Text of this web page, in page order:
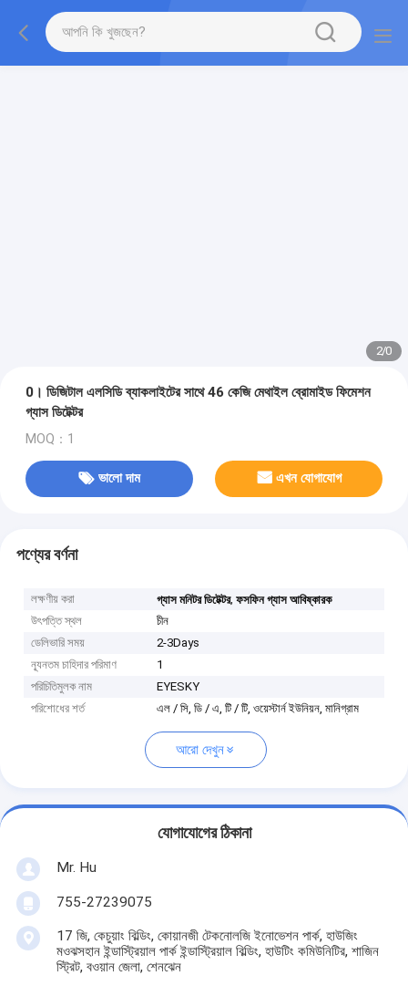
2/0
0। ডিজিটাল এলসিডি ব্যাকলাইটের সাথে 46 কেজি মেথাইল ব্রোমাইড ফিমেশন
গ্যাস ডিটেক্টর
MOQ：1
ভালো দাম এখন যোগাযোগ
পণ্যের বর্ণনা
লক্ষণীয় করা গ্যাস মনিটর ডিটেক্টর,ফসফিন গ্যাস আবিষ্কারক
উৎপত্তি স্থল
চীন
ডেলিভারি সময়
2-3Days
ন্যূনতম চাহিদার পরিমাণ
1
পরিচিতিমুলক নাম
EYESKY
পরিশোধের শর্ত
এল / সি, ডি / এ, টি / টি, ওয়েস্টার্ন ইউনিয়ন, মানিগ্রাম
আরো দেখুন
যোগাযোগের ঠিকানা
Mr. Hu
755-27239075
17 জি, কেচুয়াং বিল্ডিং, কোয়ানজী টেকনোলজি ইনোভেশন পার্ক, হাউজিং
মওঝসহান ইন্ডাস্ট্রিয়াল পার্ক ইন্ডাস্ট্রিয়াল বিল্ডিং, হাউটিং কমিউনিটির, শাজিন
স্ট্রিট, বওয়ান জেলা, শেনঝেন